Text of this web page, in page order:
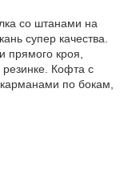
со штанами на
супер качества.
прямого кроя,
Кофта с
по бокам,